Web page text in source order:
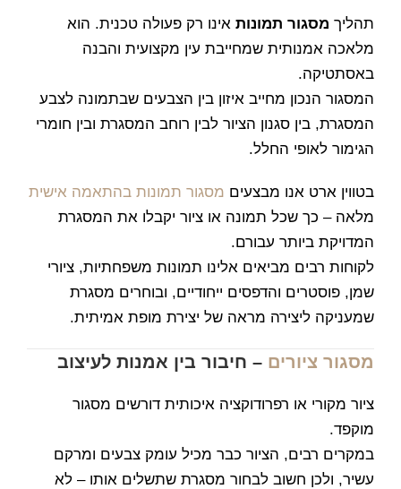
תהליך מסגור תמונות אינו רק פעולה טכנית. הוא
מלאכה אמנותית שמחייבת עין מקצועית והבנה
באסתטיקה.
המסגור הנכון מחייב איזון בין הצבעים שבתמונה לצבע
המסגרת, בין סגנון הציור לבין רוחב המסגרת ובין חומרי
הגימור לאופי החלל.
בטווין ארט אנו מבצעים מסגור תמונות בהתאמה אישית
מלאה – כך שכל תמונה או ציור יקבלו את המסגרת
המדויקת ביותר עבורם.
לקוחות רבים מביאים אלינו תמונות משפחתיות, ציורי
שמן, פוסטרים והדפסים ייחודיים, ובוחרים מסגרת
שמעניקה ליצירה מראה של יצירת מופת אמיתית.
מסגור ציורים – חיבור בין אמנות לעיצוב
ציור מקורי או רפרודוקציה איכותית דורשים מסגור
מוקפד.
במקרים רבים, הציור כבר מכיל עומק צבעים ומרקם
עשיר, ולכן חשוב לבחור מסגרת שתשלים אותו – לא